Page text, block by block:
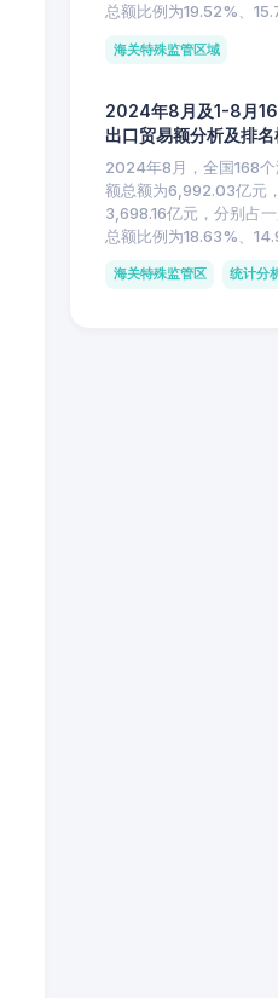
总额比例为19.52%、
海关特殊监管区域
2024年8月及1-8月
出口贸易额分析及排
2024年8月，全国168
额总额为6,992.03亿元
3,698.16亿元，分别占
总额比例为18.63%、
海关特殊监管区 统计分